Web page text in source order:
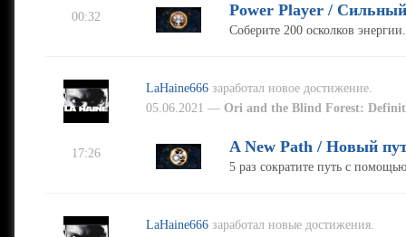
00:32 Power Player /
Соберите 200 осколков энергии.
LaHaine666 заработал новое достижение.
05.06.2021 —Ori and the Blind Forest:
17:26 A New Path / Новый
5 раз сократите путь с
LaHaine666 заработал новые достижения.